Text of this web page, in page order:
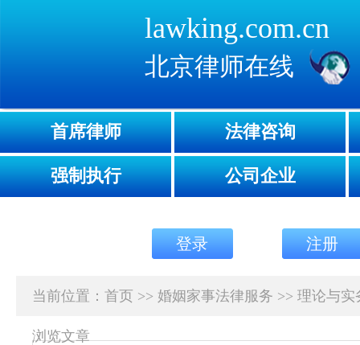
lawking.com.cn
北京律师在线
首席律师 法律咨询
强制执行 公司企业
登录 注册
当前位置： 首页 >> 婚姻家事法律服务 >> 理论与实
浏览文章